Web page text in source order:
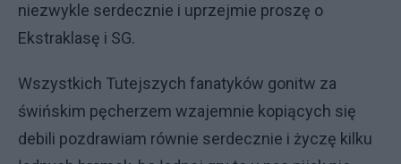
niezwykle serdecznie i uprzejmie proszę o
Ekstraklasę i SG.
Wszystkich Tutejszych fanatyków gonitw za
świńskim pęcherzem wzajemnie kopiących się
debili pozdrawiam równie serdecznie i życzę kilku